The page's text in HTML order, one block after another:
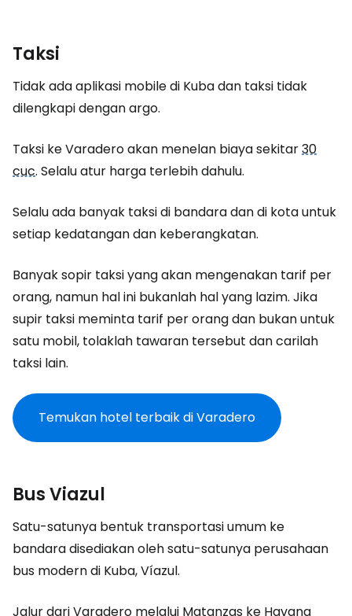
Taksi
Tidak ada aplikasi mobile di Kuba dan taksi tidak
dilengkapi dengan argo.
Taksi ke Varadero akan menelan biaya sekitar30
cuc. Selalu atur harga terlebih dahulu.
Selalu ada banyak taksi di bandara dan di kota untuk
setiap kedatangan dan keberangkatan.
Banyak sopir taksi yang akan mengenakan tarif per
orang, namun hal ini bukanlah hal yang lazim. Jika
supir taksi meminta tarif per orang dan bukan untuk
satu mobil, tolaklah tawaran tersebut dan carilah
taksi lain.
Temukan hotel terbaik di Varadero
Bus Viazul
Satu-satunya bentuk transportasi umum ke
bandara disediakan oleh satu-satunya perusahaan
bus modern di Kuba, Víazul.
Jalur dari Varadero melalui Matanzas ke Havana